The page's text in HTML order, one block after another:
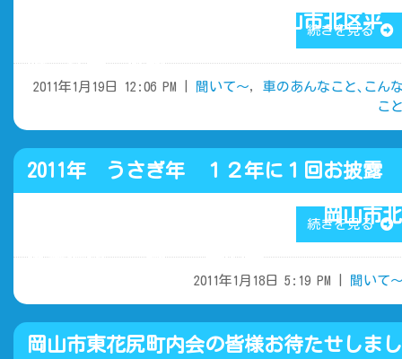
だって 岡山市北区平
野 久米 庭瀬
続きを見る
2011年1月19日 12:06 PM | 聞いて～, 車のあんなこと､こん
こ
2011年 うさぎ年 １２年に１回お披露
目 岡山市北
区吉備津 一宮 大安寺
続きを見る
2011年1月18日 5:19 PM | 聞いて
岡山市東花尻町内会の皆様お待たせしまし